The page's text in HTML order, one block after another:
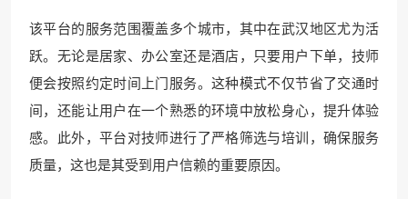
该平台的服务范围覆盖多个城市，其中在武汉地区尤为活
跃。无论是居家、办公室还是酒店，只要用户下单，技师
便会按照约定时间上门服务。这种模式不仅节省了交通时
间，还能让用户在一个熟悉的环境中放松身心，提升体验
感。此外，平台对技师进行了严格筛选与培训，确保服务
质量，这也是其受到用户信赖的重要原因。